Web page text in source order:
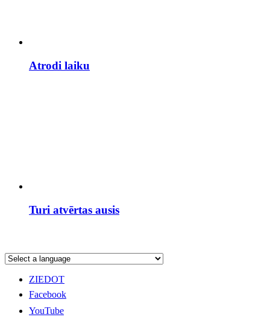
Atrodi laiku
Turi atvērtas ausis
ZIEDOT
Facebook
YouTube